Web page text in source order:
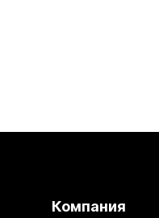
Компания